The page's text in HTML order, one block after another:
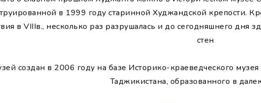
в 1999 году старинной Худжандской крепости.
в VIIIв., несколько раз разрушалась и до сегодняшнего дня
стен
создан в 2006 году на базе Историко-краеведческого
Таджикистана, образованного в